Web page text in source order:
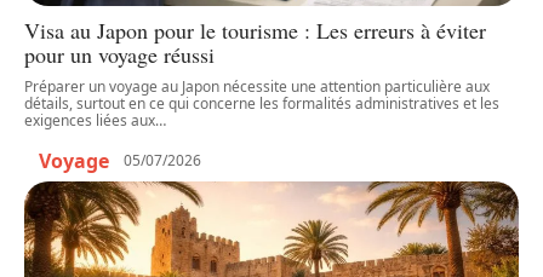
Visa au Japon pour le tourisme : Les erreurs à éviter
pour un voyage réussi
Préparer un voyage au Japon nécessite une attention particulière aux
détails, surtout en ce qui concerne les formalités administratives et les
exigences liées aux…
Voyage 05/07/2026